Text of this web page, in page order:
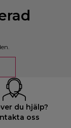
du hjälp?
oss